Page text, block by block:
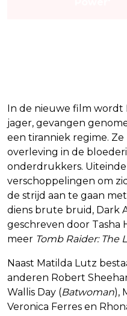
In de nieuwe film wordt
jager, gevangen
een tiranniek regime.
overleving in de
onderdrukkers.
verschoppelingen om
de strijd aan te gaan
diens brute bruid, Dark
geschreven door Tasha
meer Tomb Raider: The
Naast Matilda Lutz
anderen Robert
Wallis Day (Batwoman),
Veronica Ferres en